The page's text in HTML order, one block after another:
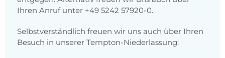
Ihren Anruf unter +49 5242 57920-0.
Selbstverständlich freuen wir uns auch über Ihren
Besuch in unserer Tempton-Niederlassung: